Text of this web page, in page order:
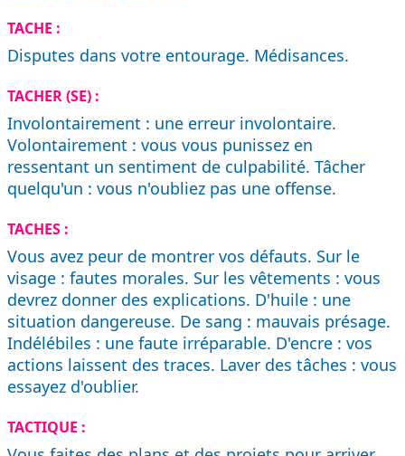
TACHE :
Disputes dans votre entourage. Médisances.
TACHER (SE) :
Involontairement : une erreur involontaire.
Volontairement : vous vous punissez en
ressentant un sentiment de culpabilité. Tâcher
quelqu'un : vous n'oubliez pas une offense.
TACHES :
Vous avez peur de montrer vos défauts. Sur le
visage : fautes morales. Sur les vêtements : vous
devrez donner des explications. D'huile : une
situation dangereuse. De sang : mauvais présage.
Indélébiles : une faute irréparable. D'encre : vos
actions laissent des traces. Laver des tâches : vous
essayez d'oublier.
TACTIQUE :